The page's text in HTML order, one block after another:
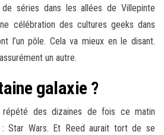
séries dans les allées de Villepinte
célébration des cultures geeks dans
l’un pôle. Cela va mieux en le disant.
un autre.
galaxie ?
répété des dizaines de fois ce matin
: Star Wars. Et Reed aurait tort de se